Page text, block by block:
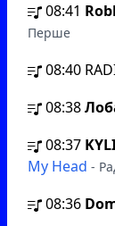
08:41
Перше
08:40
08:38
08:37
My Head -
08:36